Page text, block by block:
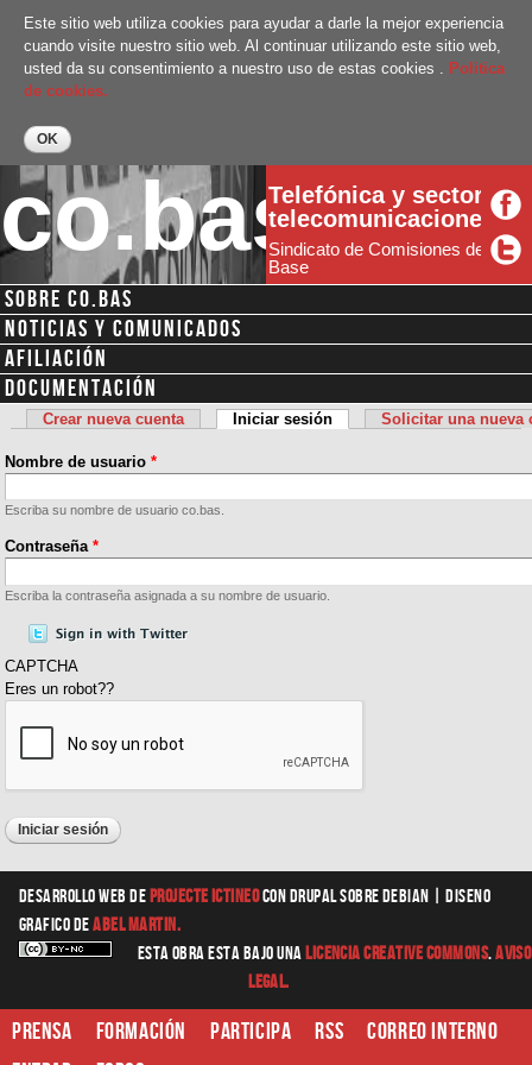
Pasar al
contenido
Este sitio web utiliza cookies para ayudar a darle la mejor experiencia
cuando visite nuestro sitio web. Al continuar utilizando este sitio web,
usted da su consentimiento a nuestro uso de estas cookies . Politica
de cookies.
co.basTelefónica y sector
telecomunicaciones
Sindicato de Comisiones de
Base
Menú secundario
SOBRE CO.BAS
NOTICIAS Y COMUNICADOS
AFILIACIÓN
DOCUMENTACIÓN
Solapas principales
Crear nueva cuenta Iniciar sesión (solapa activa)
Solicitar una nueva
Nombre de usuario*
Escriba su nombre de usuario co.bas.
Contraseña*
Escriba la contraseña asignada a su nombre de usuario.
CAPTCHA
Eres un robot??
Desarrollo web de Projecte Ictineocon Drupal sobre Debian |diseno
graficodeAbel Martin.
Esta obra esta bajo una Licencia Creative Commons.Aviso
Legal.
Prensa Formación Participa RSS
Correo interno